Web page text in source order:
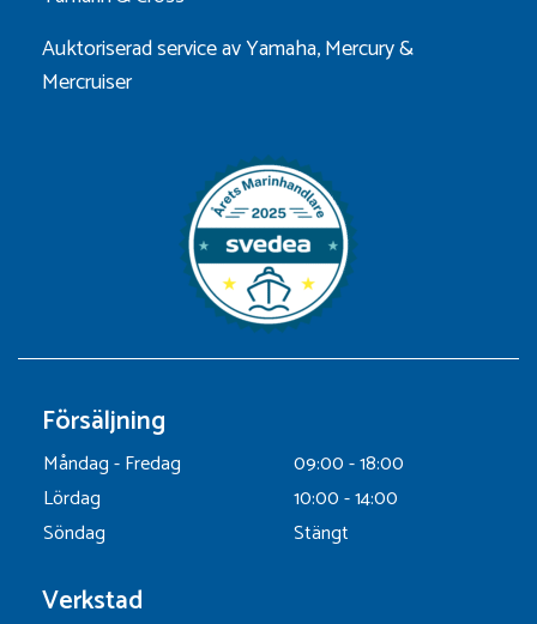
Auktoriserad service av Yamaha, Mercury &
Mercruiser
Försäljning
Måndag - Fredag
09:00 - 18:00
Lördag
10:00 - 14:00
Söndag
Stängt
Verkstad